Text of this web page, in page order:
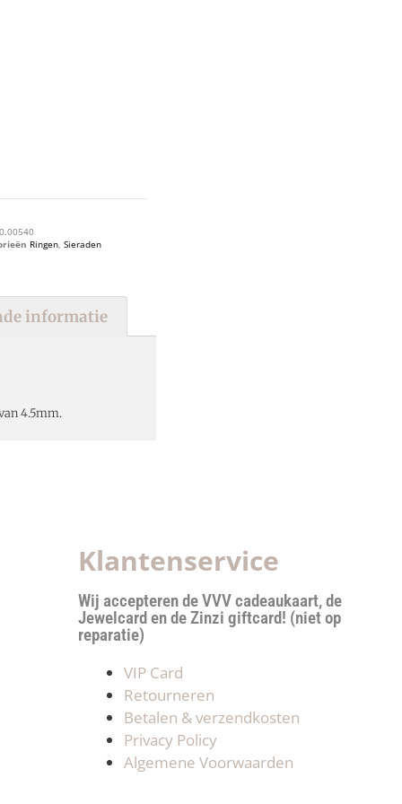
Ringen, Sieraden
informatie
4.5mm.
Klantenservice
Wij accepteren de VVV cadeaukaart, de
Jewelcard en de Zinzi giftcard! (niet op
reparatie)
VIP Card
Retourneren
Betalen & verzendkosten
Privacy Policy
Algemene Voorwaarden